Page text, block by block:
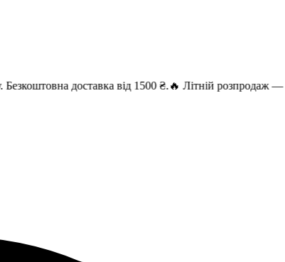
доставка від 1500 ₴.🔥 Літній розпродаж — знижки